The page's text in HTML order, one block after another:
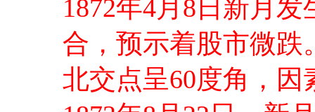
1872年4月8日新月
合，预示着股市微跌
北交点呈60度角，